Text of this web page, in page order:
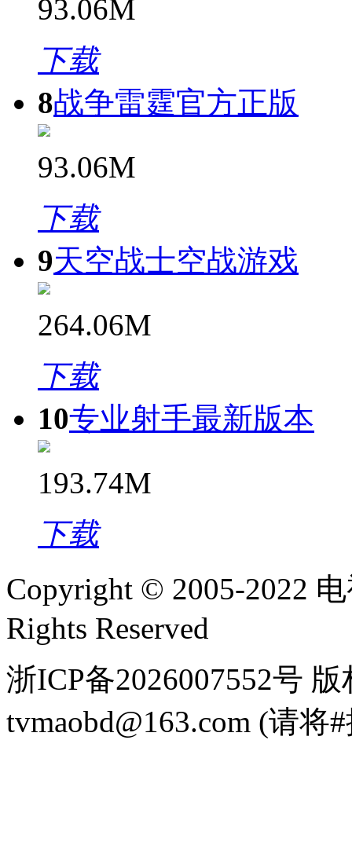
93.06M
下载
8战争雷霆官方正版
93.06M
下载
9天空战士空战游戏
264.06M
下载
10专业射手最新版本
193.74M
下载
Copyright © 2005-2022
Rights Reserved
浙ICP备2026007552号
tvmaobd@163.com (请